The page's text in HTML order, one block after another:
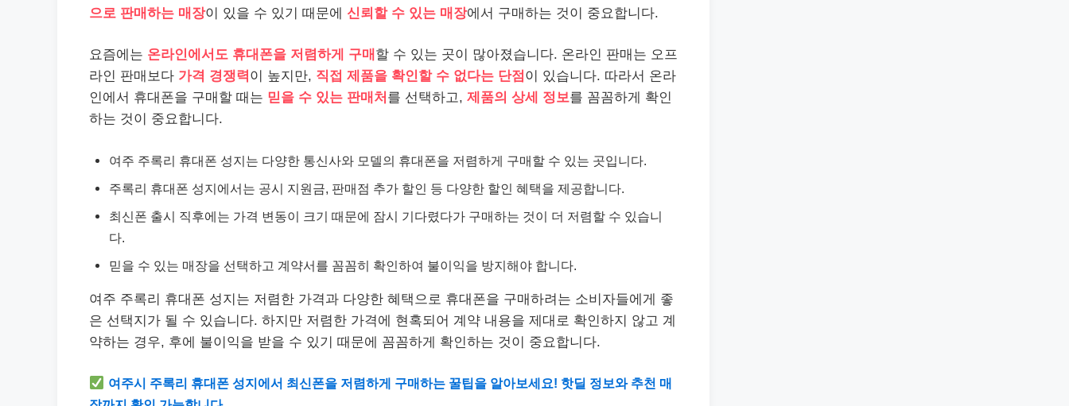
으로 판매하는 매장이 있을 수 있기 때문에 신뢰할 수 있는 매장에서 구매하는 것이 중요합니다.
요즘에는 온라인에서도 휴대폰을 저렴하게 구매 할 수 있는 곳이 많아졌습니다. 온라인 판매는 오프
라인 판매보다 가격 경쟁력 이 높지만, 직접 제품을 확인할 수 없다는 단점 이 있습니다. 따라서 온라
인에서 휴대폰을 구매할 때는 믿을 수 있는 판매처 를 선택하고, 제품의 상세 정보를 꼼꼼하게 확인
하는 것이 중요합니다.
여주 주록리 휴대폰 성지는 다양한 통신사와 모델의 휴대폰을 저렴하게 구매할 수 있는 곳입니다.
주록리 휴대폰 성지에서는 공시 지원금, 판매점 추가 할인 등 다양한 할인 혜택을 제공합니다.
최신폰 출시 직후에는 가격 변동이 크기 때문에 잠시 기다렸다가 구매하는 것이 더 저렴할 수 있습니
다.
믿을 수 있는 매장을 선택하고 계약서를 꼼꼼히 확인하여 불이익을 방지해야 합니다.
여주 주록리 휴대폰 성지는 저렴한 가격과 다양한 혜택으로 휴대폰을 구매하려는 소비자들에게 좋
은 선택지가 될 수 있습니다. 하지만 저렴한 가격에 현혹되어 계약 내용을 제대로 확인하지 않고 계
약하는 경우, 후에 불이익을 받을 수 있기 때문에 꼼꼼하게 확인하는 것이 중요합니다.
여주시 주록리 휴대폰 성지에서 최신폰을 저렴하게 구매하는 꿀팁을 알아보세요! 핫딜 정보와 추천 매